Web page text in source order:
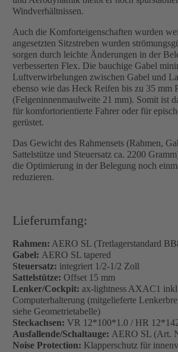
Windverhältnissen.
Auch die Komforteigenschaften wurden
angesetzten Sitzstreben wurden
sorgen durch leichte Änderungen in der
verbesserten Flex. Die bauchige Gabel
Luftverwirbelungen zwischen Gabel und
ebenso wie das Heck Reifen bis zu 35 mm
(Felgeninnenmaulweite 21 mm). Somit ist
für komfortorientierte Fahrer oder für
gerüstet.
Das Gewicht des Rahmensets (Rahmen,
Sattelstütze und Steuersatz ca. 2200
die Optimierung in der Belegung noch
reduzieren.
Lieferumfang:
Rahmen: AERO SL (Tretlagerstandard
Gabel: AERO SL tapered
Steuersatz: integriert 1/2-1/2 Zoll
Sattelstütze: Offset 15 mm
Lenker/Cockpit: ax-lightness AXAC1
Computerhalterung (mitgelieferte
siehe Geometrietabelle)
Steckachsen: VR 12*100*1.0 / HR
Ausfallende/Schaltauge: AERO SL (Art.
Noise Protection: Klapperschutz für